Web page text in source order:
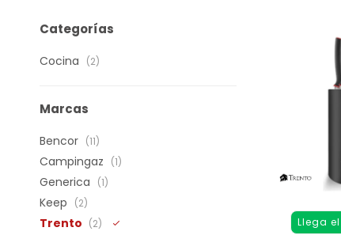
Llega
Categorías
Cocina (2)
Marcas
Bencor (11)
Campingaz (1)
Generica (1)
Keep (2)
Trento (2)